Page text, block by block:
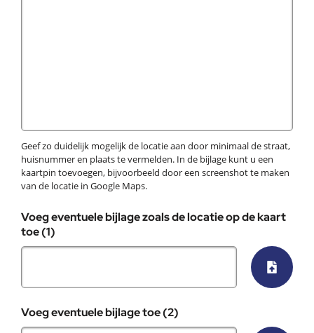
Geef zo duidelijk mogelijk de locatie aan door minimaal de straat,
huisnummer en plaats te vermelden. In de bijlage kunt u een
kaartpin toevoegen, bijvoorbeeld door een screenshot te maken
van de locatie in Google Maps.
Voeg eventuele bijlage zoals de locatie op de kaart
toe (1)
Voeg eventuele bijlage toe (2)